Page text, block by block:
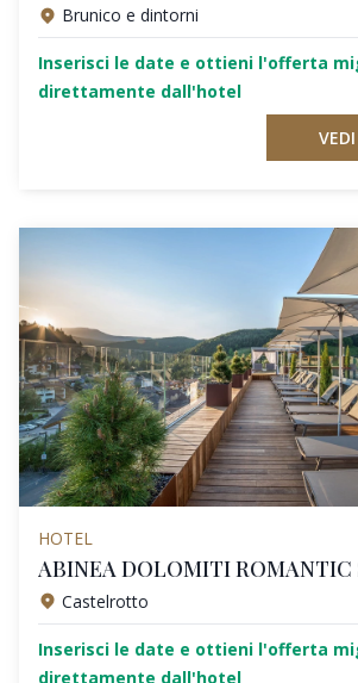
Brunico e dintorni
Inserisci le date e ottieni l'offerta
direttamente dall'hotel
HOTEL
ABINEA DOLOMITI
Castelrotto
Inserisci le date e ottieni l'offerta
direttamente dall'hotel